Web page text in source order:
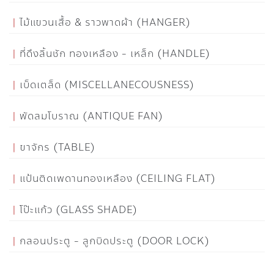
ไม้แขวนเสื้อ & ราวพาดผ้า (HANGER)
ที่ดึงลิ้นชัก ทองเหลือง - เหล็ก (HANDLE)
เบ็ดเตล็ด (MISCELLANECOUSNESS)
พัดลมโบราณ (ANTIQUE FAN)
ขาจักร (TABLE)
แป้นติดเพดานทองเหลือง (CEILING FLAT)
โป๊ะแก้ว (GLASS SHADE)
กลอนประตู - ลูกบิดประตู (DOOR LOCK)